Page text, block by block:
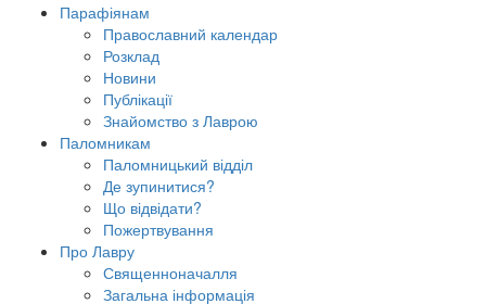
Парафіянам
Православний календар
Розклад
Новини
Публікації
Знайомство з Лаврою
Паломникам
Паломницький відділ
Де зупинитися?
Що відвідати?
Пожертвування
Про Лавру
Священноначалля
Загальна інформація